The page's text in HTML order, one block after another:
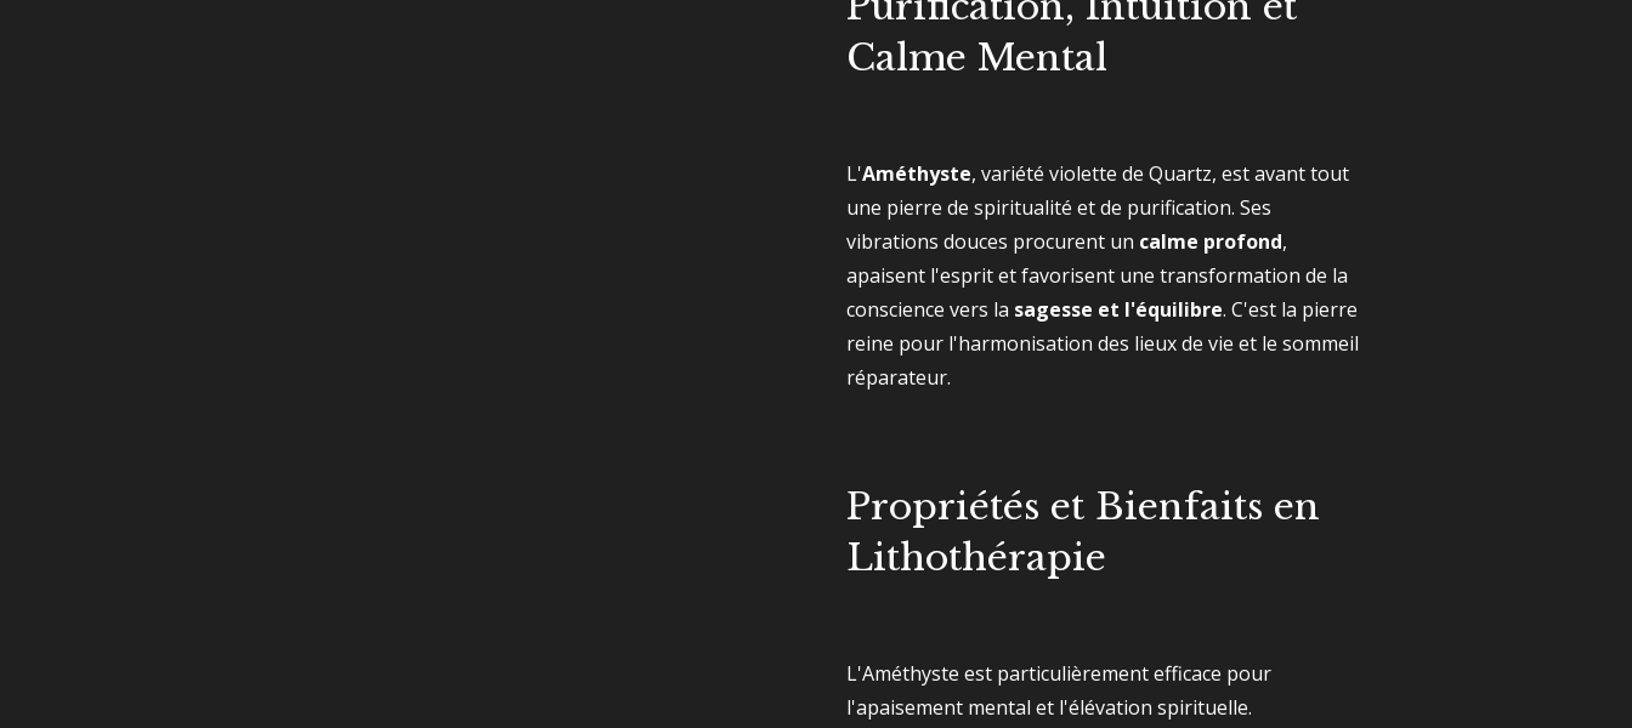
Calme Mental
L'Améthyste, variété violette de Quartz, est avant tout
une pierre de spiritualité et de purification. Ses
vibrations douces procurent un calme profond,
apaisent l'esprit et favorisent une transformation de la
conscience vers la sagesse et l'équilibre. C'est la pierre
reine pour l'harmonisation des lieux de vie et le sommeil
réparateur.
Propriétés et Bienfaits en
Lithothérapie
L'Améthyste est particulièrement efficace pour
l'apaisement mental et l'élévation spirituelle.